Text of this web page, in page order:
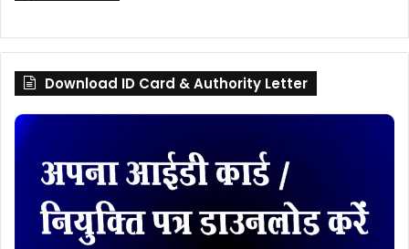
Download ID Card & Authority Letter